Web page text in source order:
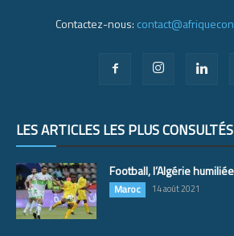
Contactez-nous:
LES ARTICLES LES PLUS CONSULTÉS
Football, l’Algérie
Maroc 14 août 2021